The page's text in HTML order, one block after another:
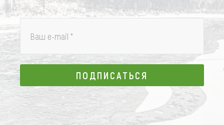
Ваш e-mail *
ПОДПИСАТЬСЯ
ПОДПИСАТЬСЯ